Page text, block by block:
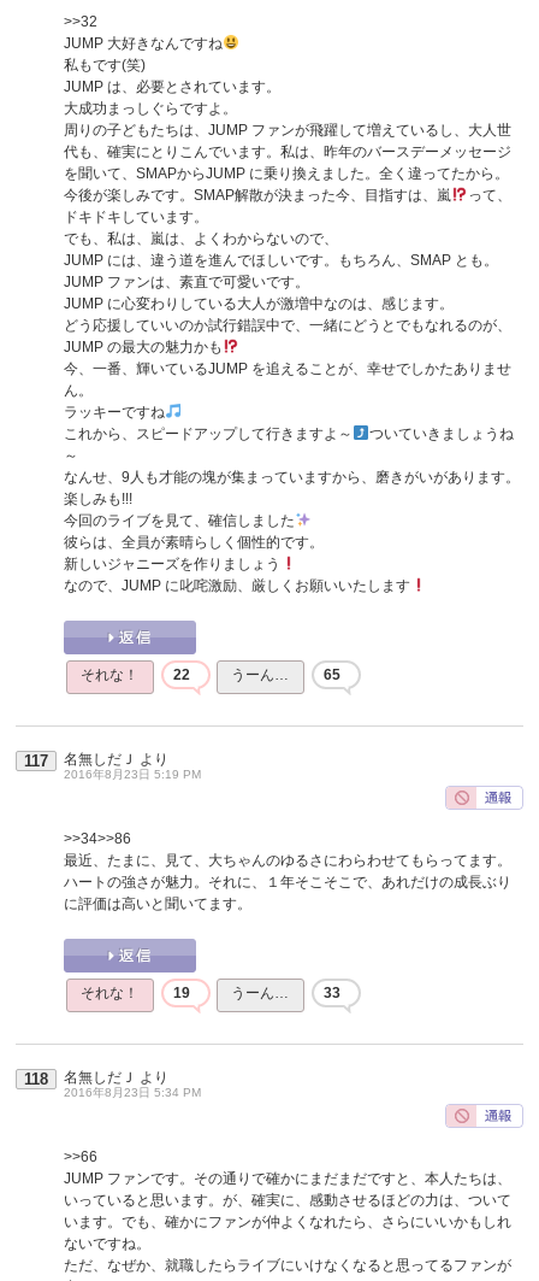
>>32
JUMP 大好きなんですね
私もです(笑)
JUMP は、必要とされています。
大成功まっしぐらですよ。
周りの子どもたちは、JUMP ファンが飛躍して増えているし、大人世
代も、確実にとりこんでいます。私は、昨年のバースデーメッセージ
を聞いて、SMAPからJUMP に乗り換えました。全く違ってたから。
今後が楽しみです。SMAP解散が決まった今、目指すは、嵐
って、
ドキドキしています。
でも、私は、嵐は、よくわからないので、
JUMP には、違う道を進んでほしいです。もちろん、SMAP とも。
JUMP ファンは、素直で可愛いです。
JUMP に心変わりしている大人が激増中なのは、感じます。
どう応援していいのか試行錯誤中で、一緒にどうとでもなれるのが、
JUMP の最大の魅力かも
今、一番、輝いているJUMP を追えることが、幸せでしかたありませ
ん。
ラッキーですね
これから、スピードアップして行きますよ～
ついていきましょうね
～
なんせ、9人も才能の塊が集まっていますから、磨きがいがあります。
楽しみも!!!
今回のライブを見て、確信しました
彼らは、全員が素晴らしく個性的です。
新しいジャニーズを作りましょう
なので、JUMP に叱咤激励、厳しくお願いいたします
それな！ 22 うーん… 65
117 名無しだＪ より
2016年8月23日 5:19 PM
>>34>>86
最近、たまに、見て、大ちゃんのゆるさにわらわせてもらってます。
ハートの強さが魅力。それに、１年そこそこで、あれだけの成長ぶり
に評価は高いと聞いてます。
それな！ 19 うーん… 33
118 名無しだＪ より
2016年8月23日 5:34 PM
>>66
JUMP ファンです。その通りで確かにまだまだですと、本人たちは、
いっていると思います。が、確実に、感動させるほどの力は、ついて
います。でも、確かにファンが仲よくなれたら、さらにいいかもしれ
ないですね。
ただ、なぜか、就職したらライブにいけなくなると思ってるファンが